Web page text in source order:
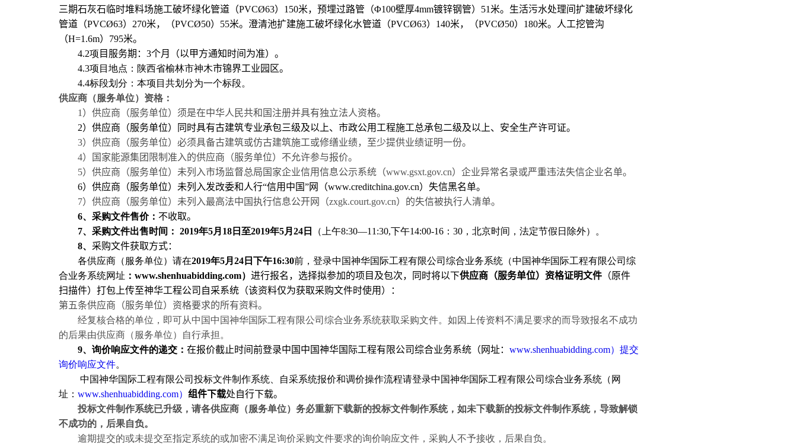
三期石灰石临时堆料场施工破坏绿化管道（PVCØ63） 150米，预埋过路管（Φ100壁厚4mm镀锌钢管） 51 米。生活污水处理间扩建破坏绿化
管道（PVCØ63） 270米，（PVCØ50） 55米。澄清池扩建施工破坏绿化水管道（PVCØ63） 140米，（PVCØ50） 180米。人工挖管沟
（H=1.6m） 795米。
4.2项 目服务期： 3个月（以甲方通知时间为准）。
4.3项目地点：陕西省榆林市神木市锦界工业园区。
4.4标段划分：本项目共划分为一个标段。
供应商（服务单位）资格：
1 ）供应商（服务单位）须是在中华人民共和国注册并具有独立法人资格。
2）供应商（服务单位）同时具有古建筑专业承包三级及以上、市政公用工程施工总承包二级及以上、安全生产许可证。
3）供应商（服务单位）必须具备古建筑或仿古建筑施工或修缮业绩，至少提供业绩证明一份。
4）国家能源集团限制准入的供应商（服务单位）不允许参与报价。
5）供应商（服务单位）未列入市场监督总局国家企业信用信息公示系统（www.gsxt.gov.cn）企业异常名录或严重违法失信企业名单。
6）供应商（服务单位）未列入发改委和人行“信用中国”网（www.creditchina.gov.cn）失信黑名单。
7）供应商（服务单位）未列入最高法中国执行信息公开网（zxgk.court.gov.cn）的失信被执行人清单。
6、采购文件售价： 不收取。
7、采购文件出售时间： 2019年5月 18日至2019年5月 24日 （上午8:30—11:30,下午14:00-16： 30，北京时间，法定节假日除外）。
8、 采购文件获取方式：
各供应商（服务单位）请在2019年5月 24日下午16:30前，登录中国神华国际工程有限公司综合业务系统（中国神华国际工程有限公司综
合业务系统网址 ： www.shenhuabidding.com） 进行报名，选择拟参加的项目及包次，同时将以下供应商 （服务单位） 资格证明文件 （原件
扫描件） 打包上传至神华工程公司自采系统（该资料仅为获取采购文件时使用 ）：
第五条供应商（服务单位）资格要求的所有资料。
经复核合格的单位，即可从中国中国神华国际工程有限公司综合业务系统获取采购文件。如因上传资料不满足要求的而导致报名不成功
的后果由供应商（服务单位）自行承担。
9、询价响应文件的递交： 在报价截止时间前登录中国中国神华国际工程有限公司综合业务系统（网址： www.shenhuabidding.com）提交
询价响应文件。
中国神华国际工程有限公司投标文件制作系统、自采系统报价和调价操作流程请登录中国神华国际工程有限公司综合业务系统（网
址： www.shenhuabidding.com） 组件下载处自行下载。
投标文件制作系统已升级，请各供应商（服务单位）务必重新下载新的投标文件制作系统，如未下载新的投标文件制作系统，导致解锁
不成功的，后果自负。
逾期提交的或未提交至指定系统的或加密不满足询价采购文件要求的询价响应文件，采购人不予接收，后果自负。